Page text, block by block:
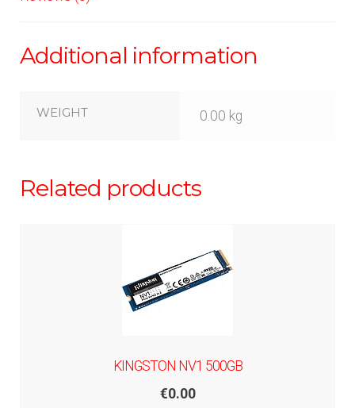
Additional information
WEIGHT 0.00 kg
Related products
KINGSTON NV1 500GB
€0.00